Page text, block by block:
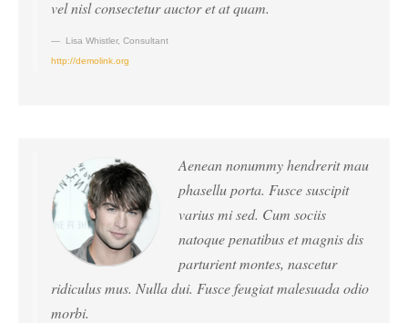
vel nisl consectetur auctor et at quam.
Lisa Whistler, Consultant
http://demolink.org
Aenean nonummy hendrerit mau
phasellu porta. Fusce suscipit
varius mi sed. Cum sociis
natoque penatibus et magnis dis
parturient montes, nascetur
ridiculus mus. Nulla dui. Fusce feugiat malesuada odio
morbi.